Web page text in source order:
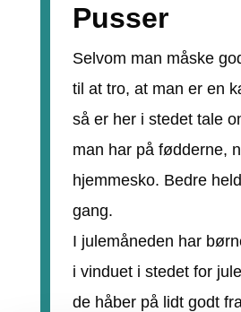
Pusser
Selvom man måske
til at tro, at man er en
så er her i stedet tale
man har på fødderne,
hjemmesko. Bedre
gang.
I julemåneden har
i vinduet i stedet for
de håber på lidt godt